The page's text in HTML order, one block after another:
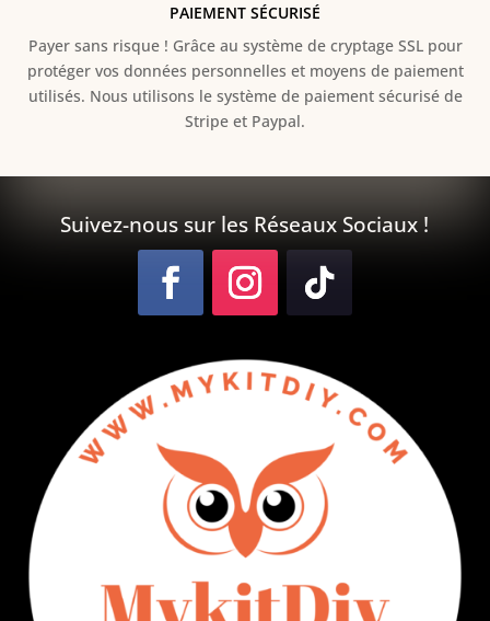
PAIEMENT SÉCURISÉ
Payer sans risque ! Grâce au système de cryptage SSL pour
protéger vos données personnelles et moyens de paiement
utilisés. Nous utilisons le système de paiement sécurisé de
Stripe et Paypal.
Suivez-nous sur les Réseaux Sociaux !